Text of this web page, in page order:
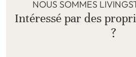
NOUS SOMMES
Intéressé par des
?